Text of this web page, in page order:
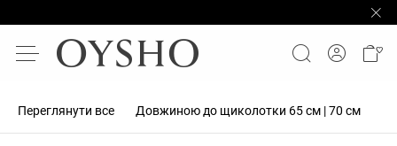
Переглянути все Довжиною до щиколотки 65 см | 70 см